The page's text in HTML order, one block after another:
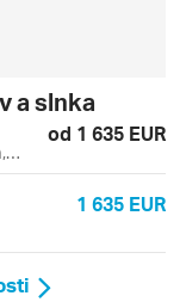
a slnka
od 1 635 EUR
1 635 EUR